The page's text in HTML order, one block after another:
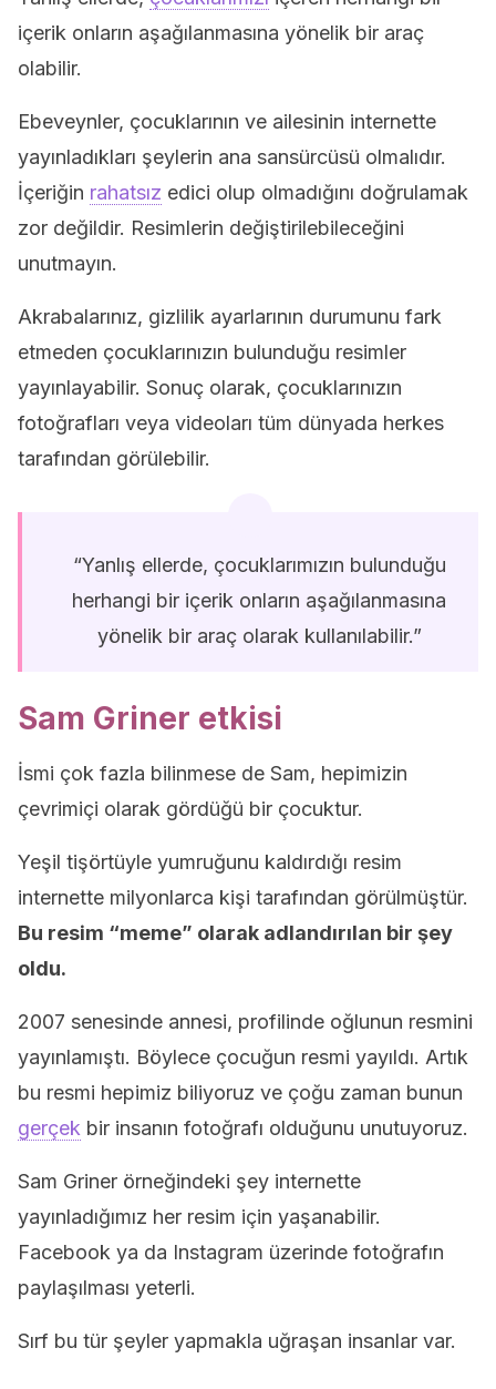
içerik onların aşağılanmasına yönelik bir araç
olabilir.
Ebeveynler, çocuklarının ve ailesinin internette
yayınladıkları şeylerin ana sansürcüsü olmalıdır.
İçeriğin rahatsız edici olup olmadığını doğrulamak
zor değildir. Resimlerin değiştirilebileceğini
unutmayın.
Akrabalarınız, gizlilik ayarlarının durumunu fark
etmeden çocuklarınızın bulunduğu resimler
yayınlayabilir. Sonuç olarak, çocuklarınızın
fotoğrafları veya videoları tüm dünyada herkes
tarafından görülebilir.
“Yanlış ellerde, çocuklarımızın bulunduğu
herhangi bir içerik onların aşağılanmasına
yönelik bir araç olarak kullanılabilir.”
Sam Griner etkisi
İsmi çok fazla bilinmese de Sam, hepimizin
çevrimiçi olarak gördüğü bir çocuktur.
Yeşil tişörtüyle yumruğunu kaldırdığı resim
internette milyonlarca kişi tarafından görülmüştür.
Bu resim “meme” olarak adlandırılan bir şey
oldu.
2007 senesinde annesi, profilinde oğlunun resmini
yayınlamıştı. Böylece çocuğun resmi yayıldı. Artık
bu resmi hepimiz biliyoruz ve çoğu zaman bunun
gerçek bir insanın fotoğrafı olduğunu unutuyoruz.
Sam Griner örneğindeki şey internette
yayınladığımız her resim için yaşanabilir.
Facebook ya da Instagram üzerinde fotoğrafın
paylaşılması yeterli.
Sırf bu tür şeyler yapmakla uğraşan insanlar var.